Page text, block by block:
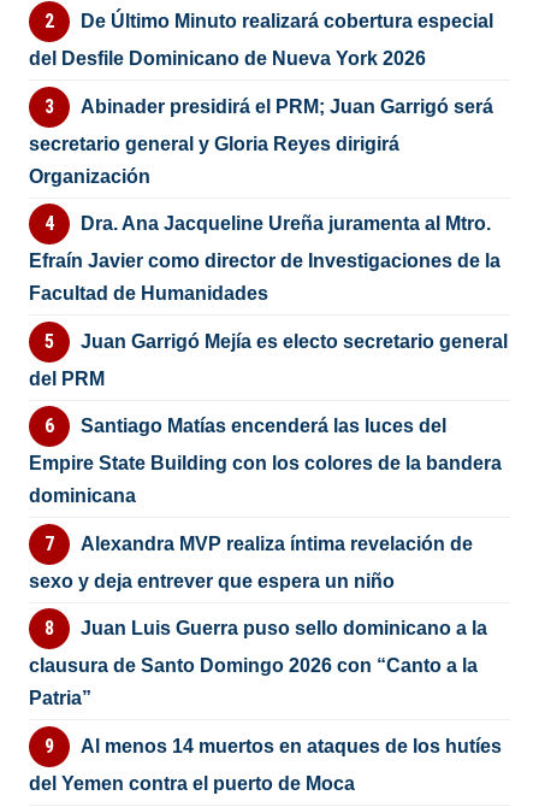
De Último Minuto realizará cobertura especial
del Desfile Dominicano de Nueva York 2026
Abinader presidirá el PRM; Juan Garrigó será
secretario general y Gloria Reyes dirigirá
Organización
Dra. Ana Jacqueline Ureña juramenta al Mtro.
Efraín Javier como director de Investigaciones de la
Facultad de Humanidades
Juan Garrigó Mejía es electo secretario general
del PRM
Santiago Matías encenderá las luces del
Empire State Building con los colores de la bandera
dominicana
Alexandra MVP realiza íntima revelación de
sexo y deja entrever que espera un niño
Juan Luis Guerra puso sello dominicano a la
clausura de Santo Domingo 2026 con “Canto a la
Patria”
Al menos 14 muertos en ataques de los hutíes
del Yemen contra el puerto de Moca